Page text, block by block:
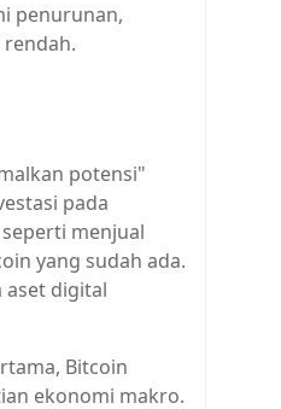
penurunan,
potensi"
pada
menjual
yang sudah ada.
aset digital
Bitcoin
ekonomi makro.